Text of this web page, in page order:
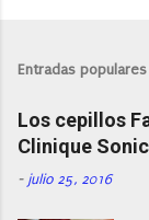
Entradas
Los cepillos
Clinique
- julio 25, 2016